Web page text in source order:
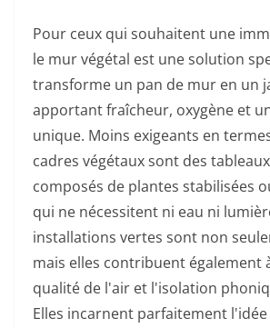
Pour ceux qui souhaitent une
le mur végétal est une solution
transforme un pan de mur en un
apportant fraîcheur, oxygène et
unique. Moins exigeants en
cadres végétaux sont des
composés de plantes stabilisées
qui ne nécessitent ni eau ni
installations vertes sont non
mais elles contribuent également
qualité de l'air et l'isolation
Elles incarnent parfaitement